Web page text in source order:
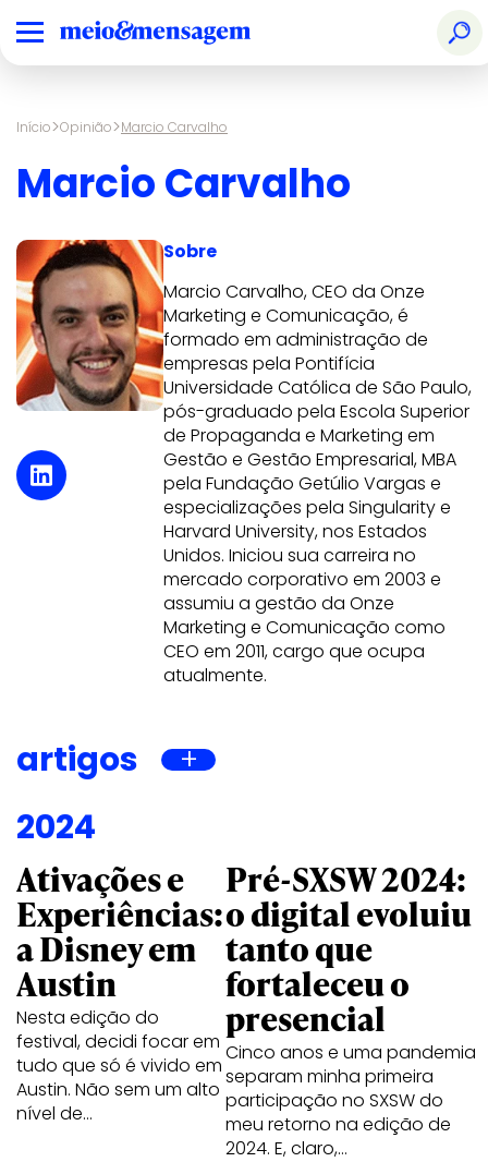
Início>Opinião>Marcio Carvalho
Marcio Carvalho
Sobre
Marcio Carvalho, CEO da Onze
Marketing e Comunicação, é
formado em administração de
empresas pela Pontifícia
Universidade Católica de São Paulo,
pós-graduado pela Escola Superior
de Propaganda e Marketing em
Gestão e Gestão Empresarial, MBA
pela Fundação Getúlio Vargas e
especializações pela Singularity e
Harvard University, nos Estados
Unidos. Iniciou sua carreira no
mercado corporativo em 2003 e
assumiu a gestão da Onze
Marketing e Comunicação como
CEO em 2011, cargo que ocupa
atualmente.
artigos
2024
Ativações e
Experiências:
a Disney em
Austin
Nesta edição do
festival, decidi focar em
tudo que só é vivido em
Austin. Não sem um alto
nível de…
Pré-SXSW 2024:
o digital evoluiu
tanto que
fortaleceu o
presencial
Cinco anos e uma pandemia
separam minha primeira
participação no SXSW do
meu retorno na edição de
2024. E, claro,…